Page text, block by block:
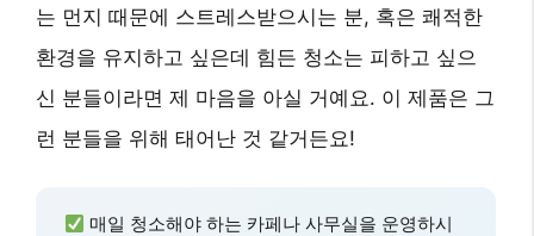
는 먼지 때문에 스트레스받으시는 분, 혹은 쾌적한
환경을 유지하고 싶은데 힘든 청소는 피하고 싶으
신 분들이라면 제 마음을 아실 거예요. 이 제품은 그
런 분들을 위해 태어난 것 같거든요!
매일 청소해야 하는 카페나 사무실을 운영하시